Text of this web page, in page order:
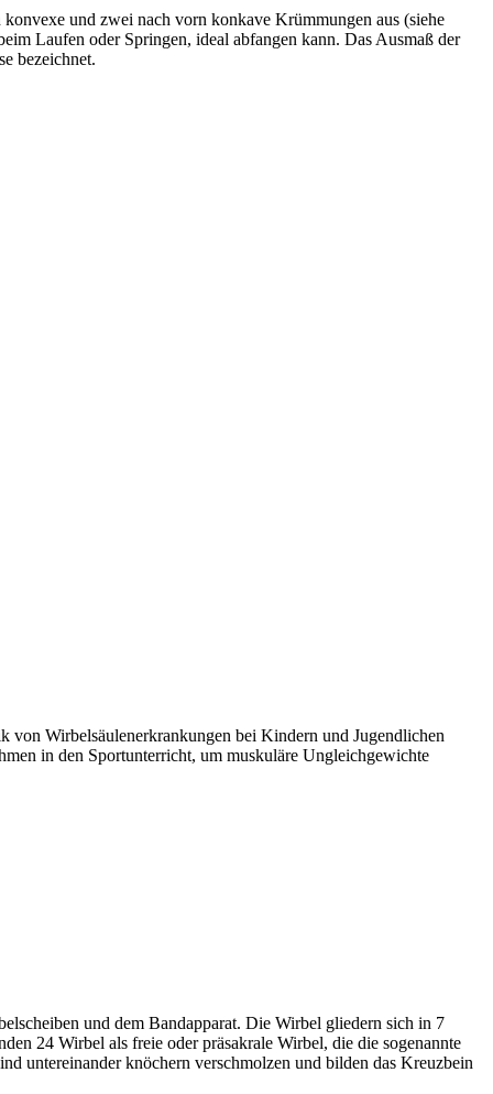
und zwei nach vorn konkave Krümmungen aus (siehe
Laufen oder Springen, ideal abfangen kann. Das Ausmaß der
bezeichnet.
von Wirbelsäulenerkrankungen bei Kindern und Jugendlichen
in den Sportunterricht, um muskuläre Ungleichgewichte
und dem Bandapparat. Die Wirbel gliedern sich in 7
24 Wirbel als freie oder präsakrale Wirbel, die die sogenannte
untereinander knöchern verschmolzen und bilden das Kreuzbein